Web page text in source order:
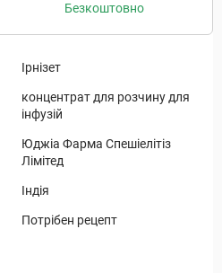
Безкоштовно
Ірнізет
концентрат для розчину для
інфузій
Юджіа Фарма Спешіелітіз
Лімітед
Індія
Потрібен рецепт